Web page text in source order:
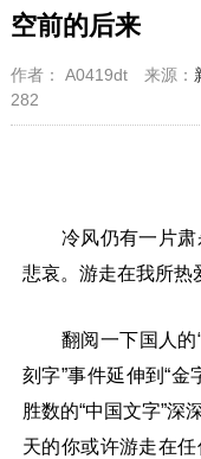
空前的后来
作者： A0419dt 来源：
282
冷风仍有一片肃
悲哀。游走在我所热
翻阅一下国人的“
刻字”事件延伸到“
胜数的“中国文字”深
天的你或许游走在